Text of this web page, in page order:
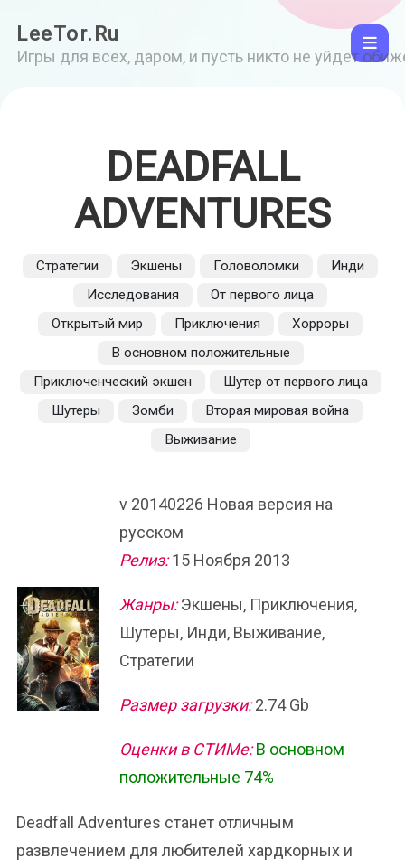
LeeTor.Ru
Игры для всех, даром, и пусть никто не уйдет
DEADFALL
ADVENTURES
Стратегии Экшены Головоломки
Инди
Исследования
От первого лица
Открытый мир
Приключения
Хорроры
В основном положительные
Приключенческий экшен
Шутер от первого лица
Шутеры
Зомби
Вторая мировая война
Выживание
v 20140226 Новая версия на
русском
Релиз:15 Ноября 2013
Жанры:Экшены, Приключения,
Шутеры, Инди, Выживание,
Стратегии
Размер загрузки:2.74 Gb
Оценки в СТИМе: В основном
положительные 74%
Deadfall Adventures станет отличным
развлечением для любителей хардкорных и